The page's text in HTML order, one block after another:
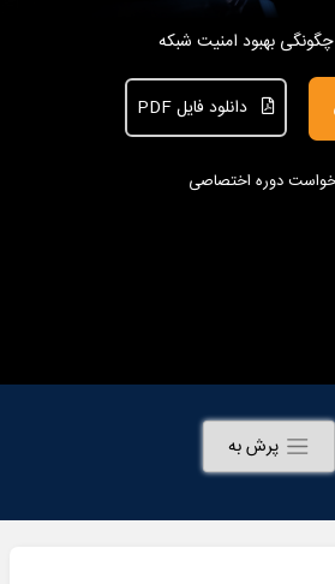
بهبود امنیت شبکه
دانلود فایل PDF
دوره اختصاصی